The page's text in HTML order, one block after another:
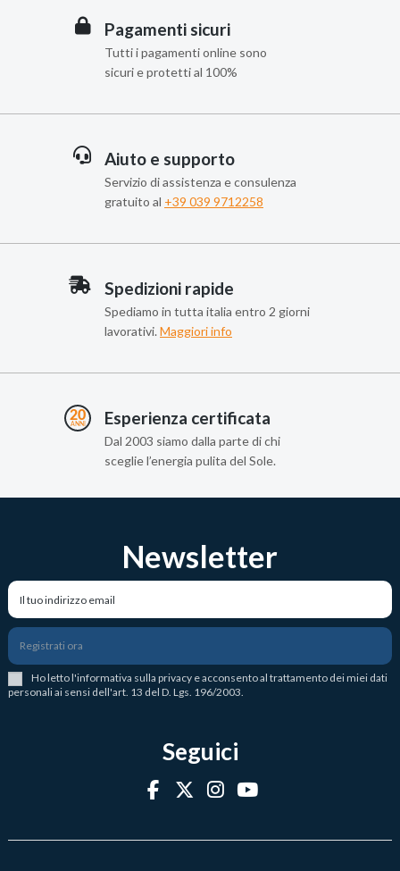
Pagamenti sicuri
Tutti i pagamenti online sono
sicuri e protetti al 100%
Aiuto e supporto
Servizio di assistenza e consulenza
gratuito al +39 039 9712258
Spedizioni rapide
Spediamo in tutta italia entro 2 giorni
lavorativi. Maggiori info
Esperienza certificata
Dal 2003 siamo dalla parte di chi
sceglie l’energia pulita del Sole.
Newsletter
Registrati ora
Ho letto l'informativa sulla privacy e acconsento al trattamento dei miei dati
personali ai sensi dell'art. 13 del D. Lgs. 196/2003.
Seguici